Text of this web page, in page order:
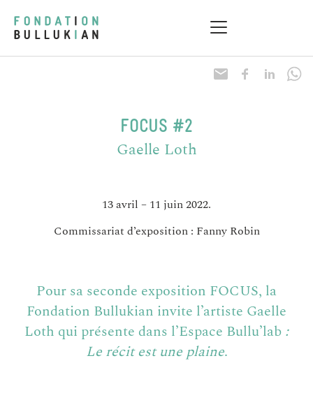
FOCUS #2
Gaelle Loth
13 avril – 11 juin 2022.
Commissariat d’exposition : Fanny Robin
Pour sa seconde exposition FOCUS, la
Fondation Bullukian invite l’artiste Gaelle
Loth qui présente dans l’Espace Bullu’lab :
Le récit est une plaine.